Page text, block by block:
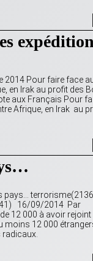
2014 Pour faire face
en Irak au profit des
aux Français Pour
Afrique, en Irak au
pays…
16/09/2014 Par
12 000 à avoir
moins 12 000